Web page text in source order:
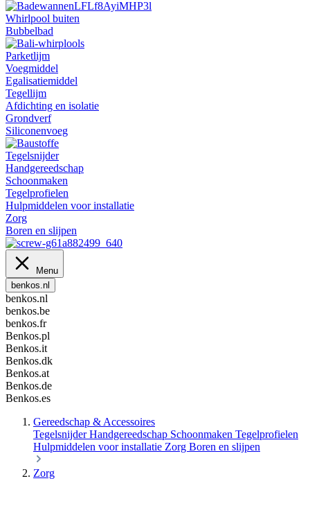
Whirlpool buiten
Bubbelbad
Parketlijm
Voegmiddel
Egalisatiemiddel
Tegellijm
Afdichting en isolatie
Grondverf
Siliconenvoeg
Tegelsnijder
Handgereedschap
Schoonmaken
Tegelprofielen
Hulpmiddelen voor installatie
Zorg
Boren en slijpen
Menu
benkos.nl
benkos.nl
benkos.be
benkos.fr
Benkos.pl
Benkos.it
Benkos.dk
Benkos.at
Benkos.de
Benkos.es
Gereedschap & Accessoires
TegelsnijderHandgereedschap Schoonmaken Tegelprofielen
Hulpmiddelen voor installatie Zorg Boren en slijpen
Zorg